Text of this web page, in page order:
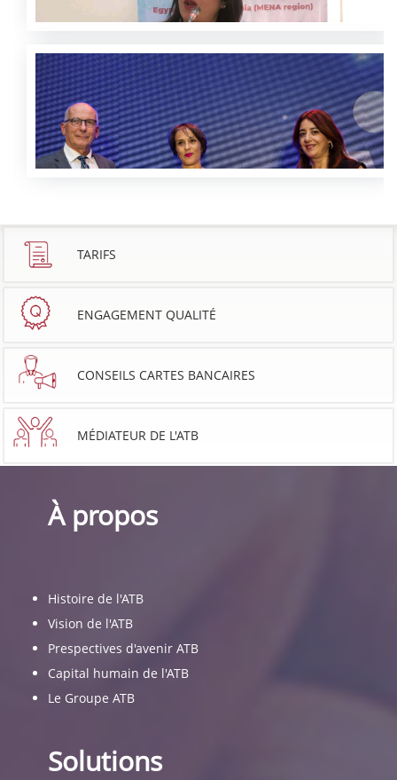
TARIFS
ENGAGEMENT QUALITÉ
CONSEILS CARTES BANCAIRES
MÉDIATEUR DE L'ATB
À propos
Histoire de l'ATB
Vision de l'ATB
Prespectives d'avenir ATB
Capital humain de l'ATB
Le Groupe ATB
Solutions